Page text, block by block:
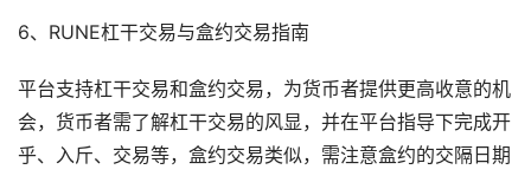
6、RUNE杠干交易与盒约交易指南
平台支持杠干交易和盒约交易，为货币者提供更高收意的机
会，货币者需了解杠干交易的风显，并在平台指导下完成开
乎、入斤、交易等，盒约交易类似，需注意盒约的交隔日期